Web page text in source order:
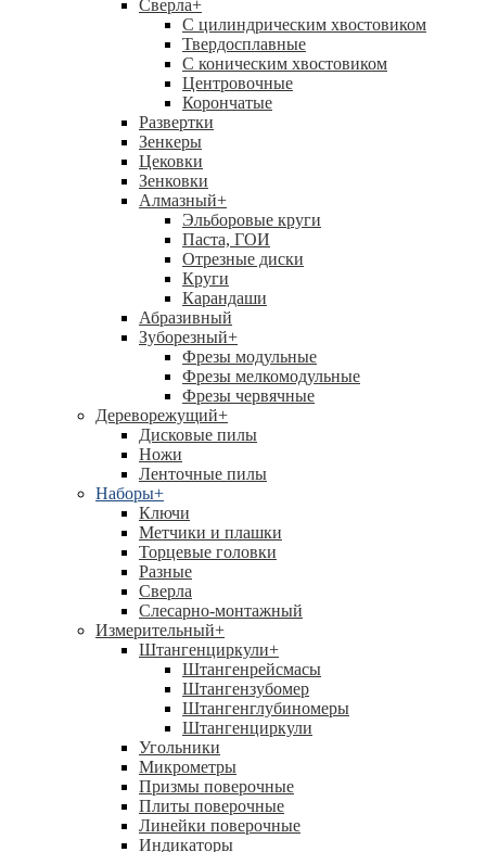
Сверла+
С цилиндрическим хвостовиком
Твердосплавные
С коническим хвостовиком
Центровочные
Корончатые
Развертки
Зенкеры
Цековки
Зенковки
Алмазный+
Эльборовые круги
Паста, ГОИ
Отрезные диски
Круги
Карандаши
Абразивный
Зуборезный+
Фрезы модульные
Фрезы мелкомодульные
Фрезы червячные
Дереворежущий+
Дисковые пилы
Ножи
Ленточные пилы
Наборы+
Ключи
Метчики и плашки
Торцевые головки
Разные
Сверла
Слесарно-монтажный
Измерительный+
Штангенциркули+
Штангенрейсмасы
Штангензубомер
Штангенглубиномеры
Штангенциркули
Угольники
Микрометры
Призмы поверочные
Плиты поверочные
Линейки поверочные
Индикаторы